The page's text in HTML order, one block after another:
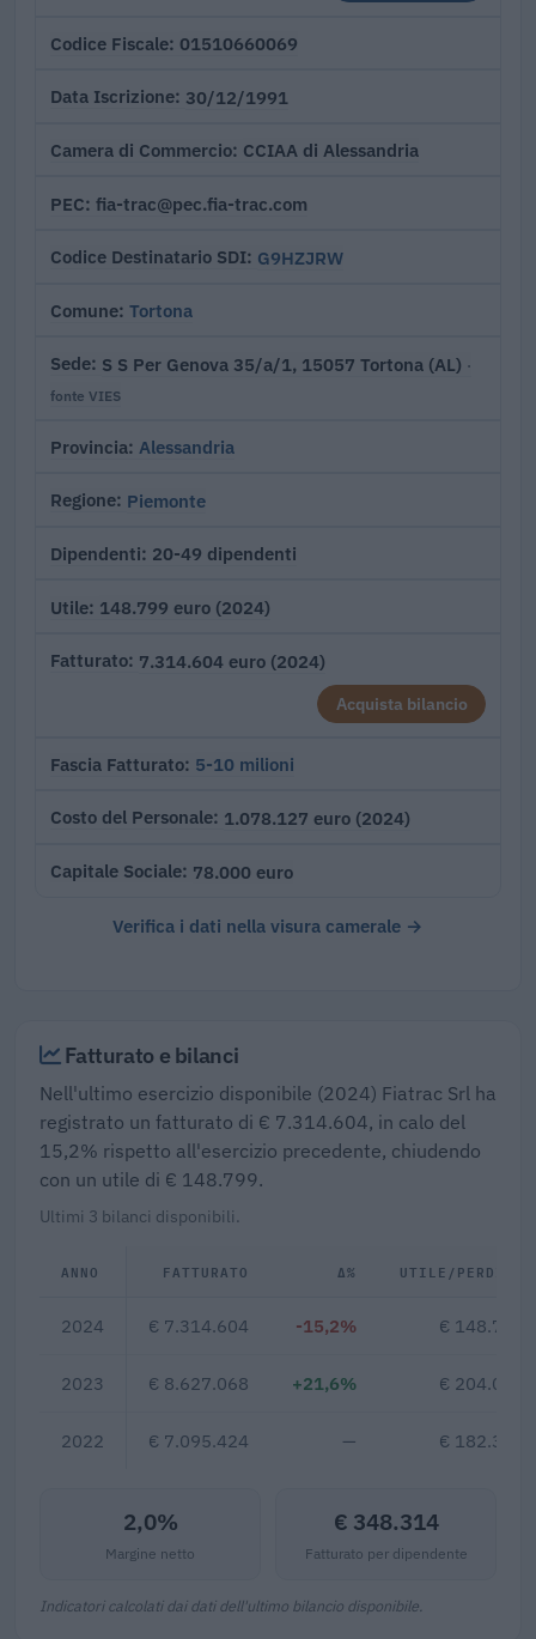
Codice Fiscale 01510660069
Data Iscrizione 30/12/1991
Camera di Commercio CCIAA di Alessandria
PEC fia-trac@pec.fia-trac.com
Codice Destinatario SDI G9HZJRW
Comune Tortona
Sede S S Per Genova 35/a/1, 15057 Tortona (AL) ·
fonte VIES
Provincia Alessandria
Regione Piemonte
Dipendenti 20-49 dipendenti
Utile 148.799 euro (2024)
Fatturato 7.314.604 euro (2024)
Acquista bilancio
Fascia Fatturato 5-10 milioni
Costo del Personale 1.078.127 euro (2024)
Capitale Sociale 78.000 euro
Verifica i dati nella visura camerale →
Fatturato e bilanci
Nell'ultimo esercizio disponibile (2024) Fiatrac Srl ha
registrato un fatturato di € 7.314.604, in calo del
15,2% rispetto all'esercizio precedente, chiudendo
con un utile di € 148.799.
Ultimi 3 bilanci disponibili.
ANNO FATTURATO Δ% UTILE/PERDITA
2024 € 7.314.604 -15,2% € 148.799
2023 € 8.627.068 +21,6% € 204.052
2022 € 7.095.424 — € 182.360
2,0%
Margine netto
€ 348.314
Fatturato per dipendente
Indicatori calcolati dai dati dell'ultimo bilancio disponibile.